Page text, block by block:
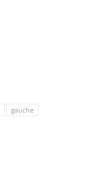
gauche